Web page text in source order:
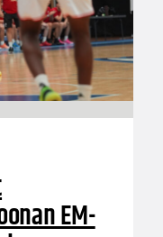
EM-